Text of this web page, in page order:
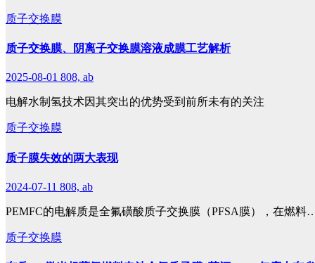
质子交换膜
质子交换膜、阴离子交换膜溶液成膜工艺解析
2025-08-01 808, ab
电解水制氢技术因其突出的优势受到前所未有的关注
质子交换膜
质子膜失效的两大表现
2024-07-11 808, ab
PEMFC的电解质是全氟磺酸质子交换膜（PFSA膜），在燃料
质子交换膜